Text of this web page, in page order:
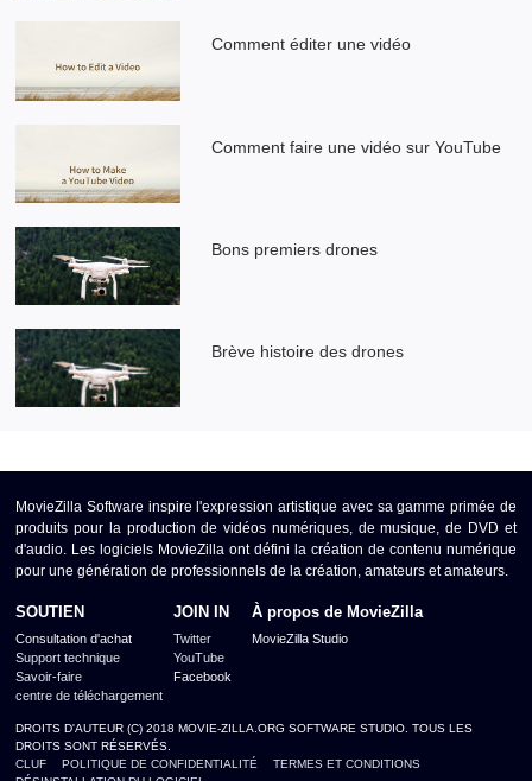
Comment éditer une vidéo
Comment faire une vidéo sur YouTube
Bons premiers drones
Brève histoire des drones
MovieZilla Software inspire l'expression artistique avec sa gamme primée de
produits pour la production de vidéos numériques, de musique, de DVD et
d'audio. Les logiciels MovieZilla ont défini la création de contenu numérique
pour une génération de professionnels de la création, amateurs et amateurs.
SOUTIEN
Consultation d'achat
Support technique
Savoir-faire
centre de téléchargement
JOIN IN
Twitter
YouTube
Facebook
À propos de MovieZilla
MovieZilla Studio
DROITS D'AUTEUR (C) 2018 MOVIE-ZILLA.ORG SOFTWARE STUDIO. TOUS LES
DROITS SONT RÉSERVÉS.
CLUF
POLITIQUE DE CONFIDENTIALITÉ
TERMES ET CONDITIONS